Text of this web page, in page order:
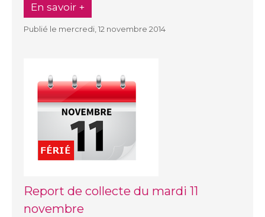
En savoir +
Publié le mercredi, 12 novembre 2014
Report de collecte du mardi 11
novembre